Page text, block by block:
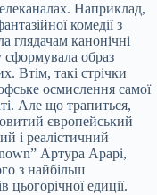
Наприклад,
комедії з
глядачам канонічні
сформувала образ
Втім, такі стрічки
осмислення самої
Але що трапиться,
європейський
і реалістичний
Артура Арарі,
з найбільш
цьогорічної едиції.